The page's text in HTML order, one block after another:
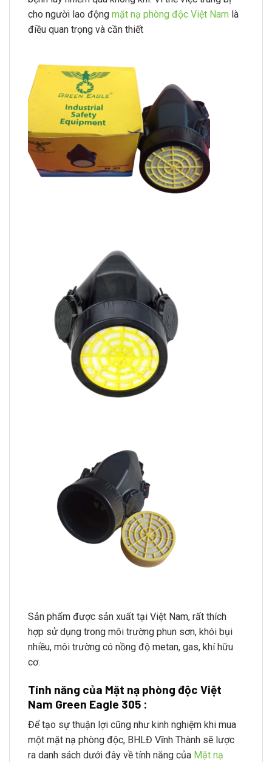
cho người lao động mặt nạ phòng độc Việt Nam là
điều quan trọng và cần thiết
Sản phẩm được sản xuất tại Việt Nam, rất thích
hợp sử dụng trong môi trường phun sơn, khói bụi
nhiều, môi trường có nồng độ metan, gas, khí hữu
cơ.
Tính năng của Mặt nạ phòng độc Việt
Nam Green Eagle 305 :
Để tạo sự thuận lợi cũng như kinh nghiệm khi mua
một mặt nạ phòng độc, BHLĐ Vĩnh Thành sẽ lược
ra danh sách dưới đây về tính năng của Mặt nạ